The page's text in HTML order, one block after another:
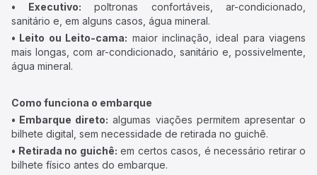
• Executivo: poltronas confortáveis, ar-condicionado,
sanitário e, em alguns casos, água mineral.
• Leito ou Leito-cama: maior inclinação, ideal para viagens
mais longas, com ar-condicionado, sanitário e, possivelmente,
água mineral.
Como funciona o embarque
• Embarque direto: algumas viações permitem apresentar o
bilhete digital, sem necessidade de retirada no guichê.
• Retirada no guichê: em certos casos, é necessário retirar o
bilhete físico antes do embarque.